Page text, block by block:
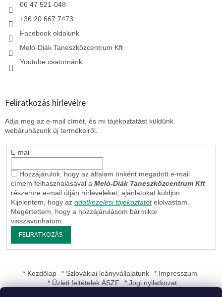
e
06 47 521-048
+36 20 667 7473
Facebook oldalunk
Meló-Diák Taneszközcentrum Kft
Youtube csatornánk
Feliratkozás hírlevélre
Adja meg az e-mail címét, és mi tájékoztatást küldünk
webáruházunk új termékeiről.
E-mail
Hozzájárulok, hogy az általam önként megadott e-mail
címem felhasználásával a Meló-Diák Taneszközcentrum Kft
részemre e-mail útján hírleveleket, ajánlatokat küldjön.
Kijelentem, hogy az adatkezelési tájékoztatót elolvastam.
Megértettem, hogy a hozzájárulásom bármikor
visszavonhatom.
FELIRATKOZÁS
* Kezdőlap * Szlovákiai leányvállalatunk
* Impresszum
* Üzleti feltételek ÁSZF
* Jogi nyilatkozat